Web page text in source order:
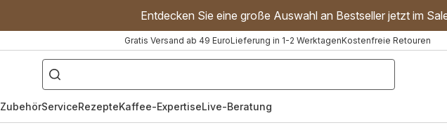
Entdecken Sie eine große Auswahl an Bestseller jetzt im
Gratis Versand ab 49 EuroLieferung in 1-2 WerktagenKostenfreie Retouren
["Kaffeevollautomat","Handmixer","Waffeleisen"]
ZubehörServiceRezepteKaffee-ExpertiseLive-Beratung